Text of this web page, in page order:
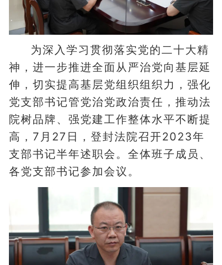
为深入学习贯彻落实党的二十大精
神，进一步推进全面从严治党向基层延
伸，切实提高基层党组织组织力，强化
党支部书记管党治党政治责任，推动法
院树品牌、强党建工作整体水平不断提
高，7月27日，登封法院召开2023年
支部书记半年述职会。全体班子成员、
各党支部书记参加会议。